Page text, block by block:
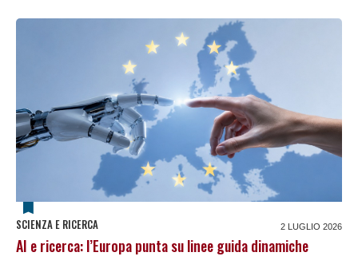
SCIENZA E RICERCA 2 LUGLIO 2026
AI e ricerca: l’Europa punta su linee guida dinamiche